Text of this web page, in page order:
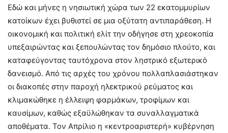
Εδώ και μήνες η νησιωτική χώρα των 22 εκατομμυρίων
κατοίκων έχει βυθιστεί σε μια οξύτατη αντιπαράθεση. Η
οικονομική και πολιτική ελίτ την οδήγησε στη χρεοκοπία
υπεξαιρώντας και ξεπουλώντας τον δημόσιο πλούτο, και
καταφεύγοντας ταυτόχρονα στον ληστρικό εξωτερικό
δανεισμό. Από τις αρχές του χρόνου πολλαπλασιάστηκαν
οι διακοπές στην παροχή ηλεκτρικού ρεύματος και
κλιμακώθηκε η έλλειψη φαρμάκων, τροφίμων και
καυσίμων, καθώς εξαϋλώθηκαν τα συναλλαγματικά
αποθέματα. Τον Απρίλιο η «κεντροαριστερή» κυβέρνηση